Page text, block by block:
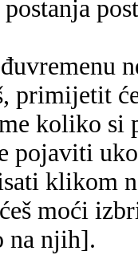
primijetit
koliko si
pojaviti
klikom
moći
na njih].